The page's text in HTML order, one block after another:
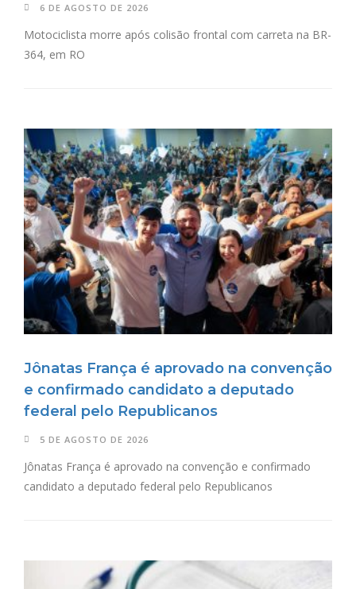
6 DE AGOSTO DE 2026
Motociclista morre após colisão frontal com carreta na BR-
364, em RO
Jônatas França é aprovado na convenção
e confirmado candidato a deputado
federal pelo Republicanos
5 DE AGOSTO DE 2026
Jônatas França é aprovado na convenção e confirmado
candidato a deputado federal pelo Republicanos